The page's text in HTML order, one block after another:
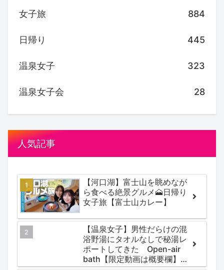
女子旅 884
日帰り 445
温泉女子 323
温泉女子会 28
人気記事
【河口湖】富士山を眺めなが
ら食べる絶景グルメ🗻日帰り
女子旅【富士山カレー】
【温泉女子】男性だらけの混
浴野湯にタオルなしで秘湯レ
ポートしてきた Open-air
bath【限定動画は概要欄】尻